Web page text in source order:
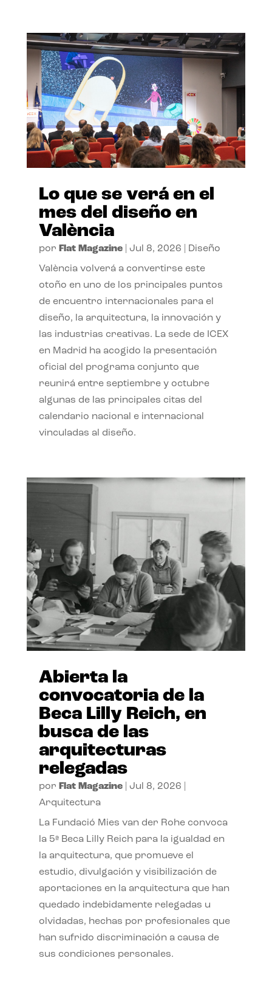
Lo que se verá en el
mes del diseño en
València
por Flat Magazine| Jul 8, 2026 Diseño
València volverá a convertirse este
otoño en uno de los principales puntos
de encuentro internacionales para el
diseño, la arquitectura, la innovación y
las industrias creativas. La sede de ICEX
en Madrid ha acogido la presentación
oficial del programa conjunto que
reunirá entre septiembre y octubre
algunas de las principales citas del
calendario nacional e internacional
vinculadas al diseño.
Abierta la
convocatoria de la
Beca Lilly Reich, en
busca de las
arquitecturas
relegadas
por Flat Magazine| Jul 8, 2026
Arquitectura
La Fundació Mies van der Rohe convoca
la 5ª Beca Lilly Reich para la igualdad en
la arquitectura, que promueve el
estudio, divulgación y visibilización de
aportaciones en la arquitectura que han
quedado indebidamente relegadas u
olvidadas, hechas por profesionales que
han sufrido discriminación a causa de
sus condiciones personales.